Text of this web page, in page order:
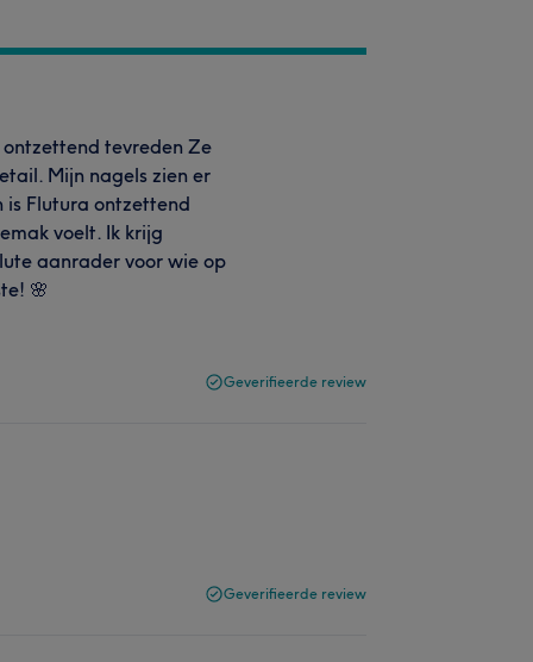
ontzettend tevreden Ze
Mijn nagels zien er
is Flutura ontzettend
voelt. Ik krijg
aanrader voor wie op
🌸
Geverifieerde review
Geverifieerde review